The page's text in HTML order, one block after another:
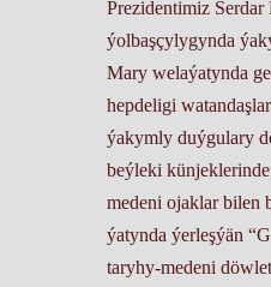
Prezidenti­miz
ýolbaşçylygynda
Ma­ry we­la­ýa­tynda
hep­de­li­gi
ýa­kym­ly duý­gu­la­ry
beý­le­ki
me­de­ni ojak­lar
ýa­tyn­da ýer­leş­ýän
taryhy-me­de­ni